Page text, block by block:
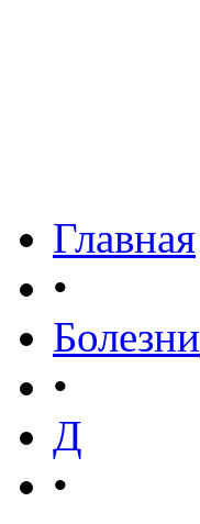
Главная
•
Болезни
•
Д
•